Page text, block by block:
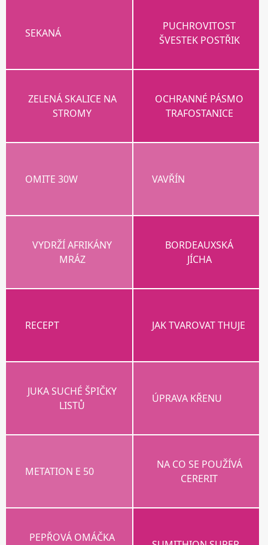
SEKANÁ
PUCHROVITOST
ŠVESTEK POSTŘIK
ZELENÁ SKALICE NA
STROMY
OCHRANNÉ PÁSMO
TRAFOSTANICE
OMITE 30W VAVŘÍN
VYDRŽÍ AFRIKÁNY
MRÁZ
BORDEAUXSKÁ
JÍCHA
RECEPT JAK TVAROVAT THUJE
JUKA SUCHÉ ŠPIČKY
LISTŮ
ÚPRAVA KŘENU
METATION E 50
NA CO SE POUŽÍVÁ
CERERIT
PEPŘOVÁ OMÁČKA